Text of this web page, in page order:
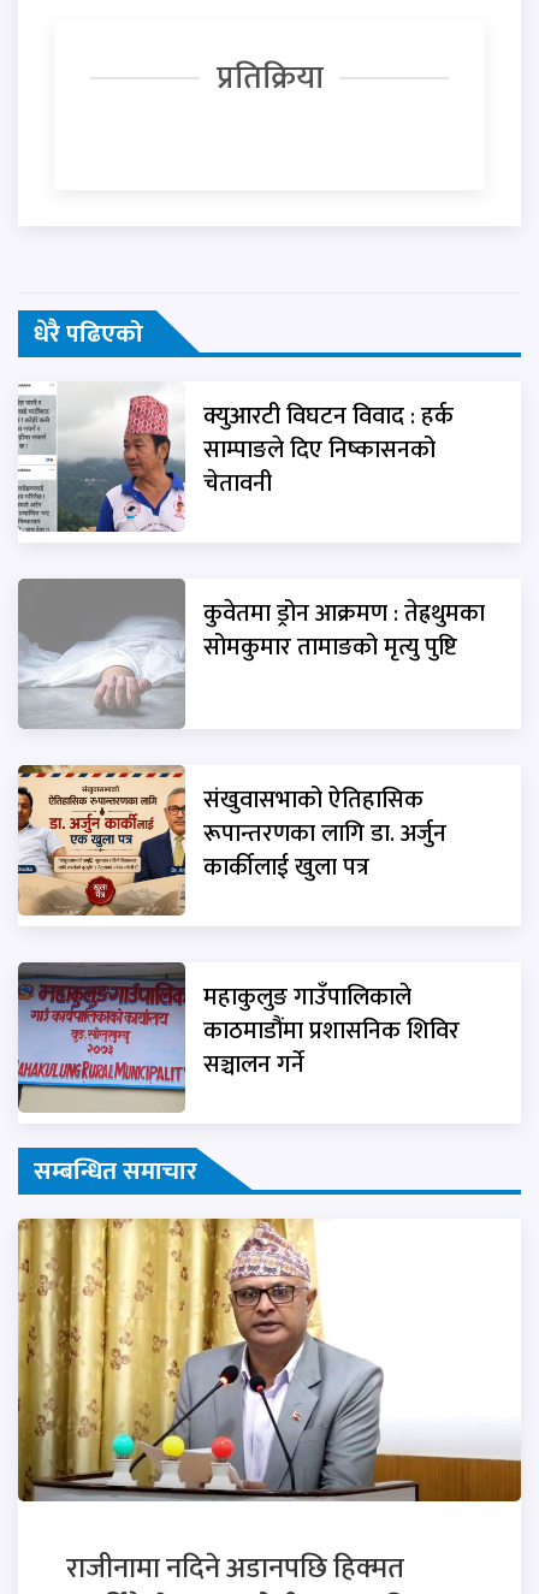
प्रतिक्रिया
धेरै पढिएको
क्युआरटी विघटन विवाद : हर्क
साम्पाङले दिए निष्कासनको
चेतावनी
कुवेतमा ड्रोन आक्रमण : तेह्रथुमका
सोमकुमार तामाङको मृत्यु पुष्टि
संखुवासभाको ऐतिहासिक
रूपान्तरणका लागि डा. अर्जुन
कार्कीलाई खुला पत्र
महाकुलुङ गाउँपालिकाले
काठमाडौंमा प्रशासनिक शिविर
सञ्चालन गर्ने
सम्बन्धित समाचार
राजीनामा नदिने अडानपछि हिक्मत